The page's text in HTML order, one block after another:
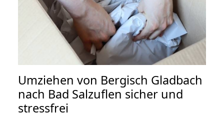
Umziehen von Bergisch Gladbach
nach Bad Salzuflen sicher und
stressfrei